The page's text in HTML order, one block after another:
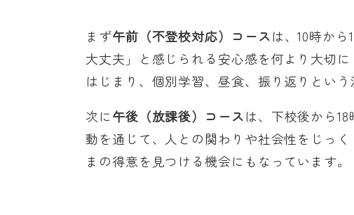
まず午前（不登校対応）コースは、10時か
大丈夫」と感じられる安心感を何より大切
はじまり、個別学習、昼食、振り返りという
次に午後（放課後）コースは、下校後から
動を通じて、人との関わりや社会性をじっ
まの得意を見つける機会にもなっています。